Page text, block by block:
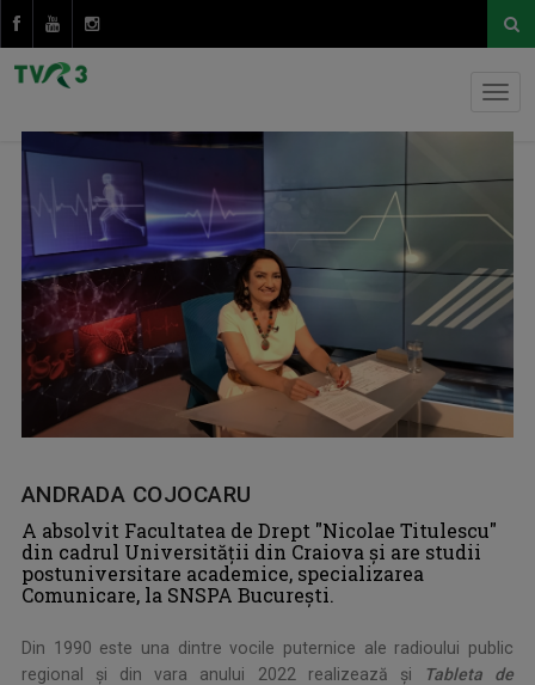
ANDRADA COJOCARU
A absolvit Facultatea de Drept "Nicolae Titulescu"
din cadrul Universității din Craiova și are studii
postuniversitare academice, specializarea
Comunicare, la SNSPA București.
Din 1990 este una dintre vocile puternice ale radioului public
regional și din vara anului 2022 realizează și
Tableta de